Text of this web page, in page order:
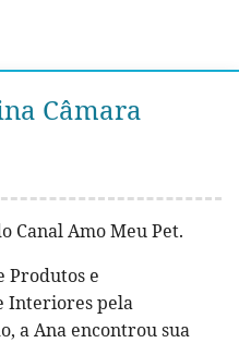
Câmara
Canal Amo Meu Pet.
Produtos e
Interiores pela
a Ana encontrou sua